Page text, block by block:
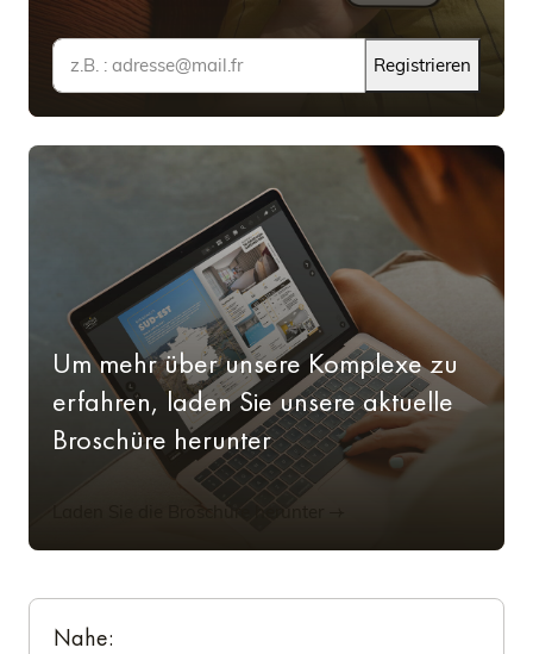
Registrieren
Um mehr über unsere Komplexe zu
erfahren, laden Sie unsere aktuelle
Broschüre herunter
Nahe: